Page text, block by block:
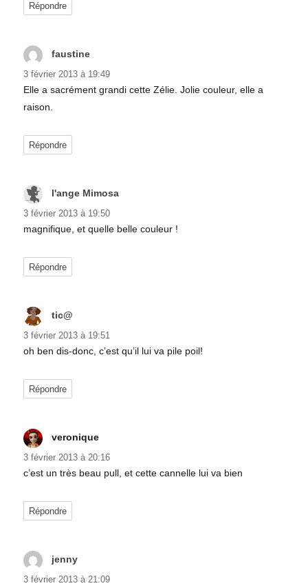
Répondre
faustine
3 février 2013 à 19:49
Elle a sacrément grandi cette Zélie. Jolie couleur, elle a
raison.
Répondre
l'ange Mimosa
3 février 2013 à 19:50
magnifique, et quelle belle couleur !
Répondre
tic@
3 février 2013 à 19:51
oh ben dis-donc, c’est qu’il lui va pile poil!
Répondre
veronique
3 février 2013 à 20:16
c’est un très beau pull, et cette cannelle lui va bien
Répondre
jenny
3 février 2013 à 21:09